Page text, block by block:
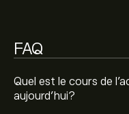
FAQ
Quel est le cours de
aujourd'hui?
concernant LGEN.L